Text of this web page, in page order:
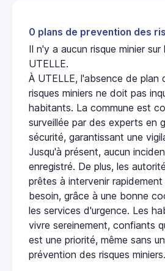
0 plans de prevention des
Il n'y a aucun risque minier
UTELLE.
À UTELLE, l'absence de plan
risques miniers ne doit pas
habitants. La commune est
surveillée par des experts en
sécurité, garantissant une
Jusqu'à présent, aucun
enregistré. De plus, les
prêtes à intervenir
besoin, grâce à une bonne
les services d'urgence. Les
vivre sereinement, confiants
est une priorité, même sans
prévention des risques miniers.